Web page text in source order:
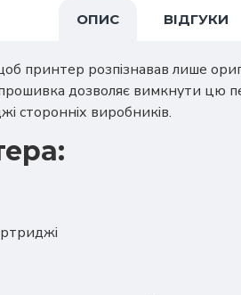
ОПИС ВІДГУКИ
принтер розпізнавав лише
дозволяє вимкнути цю
сторонніх виробників.